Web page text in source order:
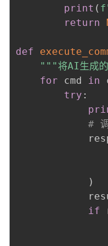
print (
return
def
"""将AI生成的
for cmd in
try :
#
)
if